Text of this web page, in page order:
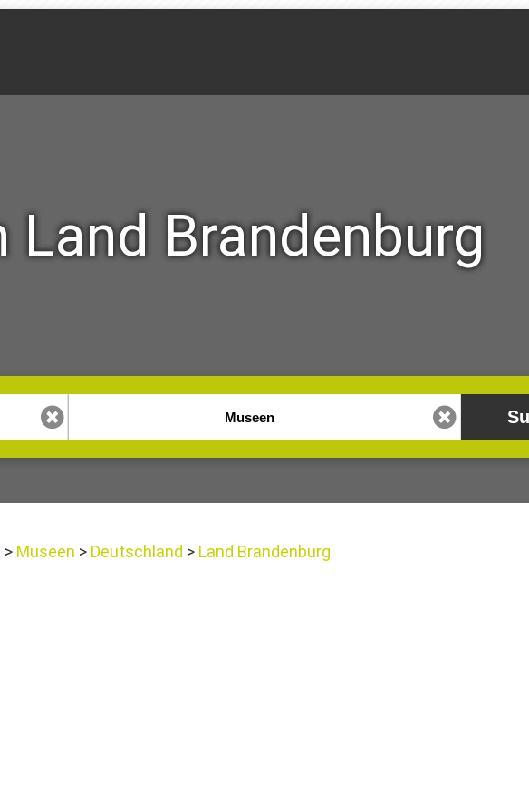
Land Brandenburg
Museen Deutschland Land Brandenburg